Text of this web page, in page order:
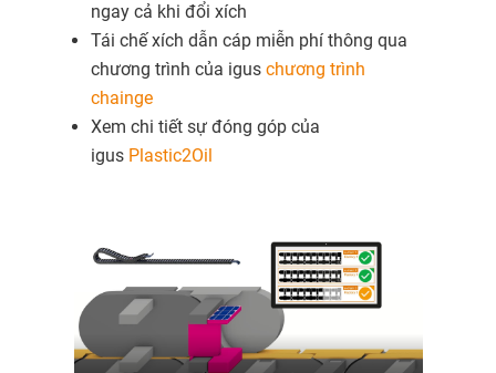
ngay cả khi đổi xích
Tái chế xích dẫn cáp miễn phí thông qua
chương trình của igus chương trình
chainge
Xem chi tiết sự đóng góp của
igus Plastic2Oil